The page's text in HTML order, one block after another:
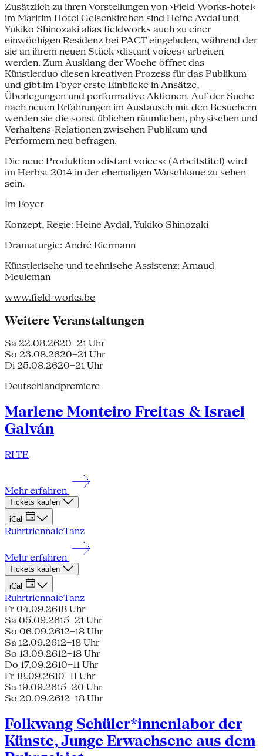
Zusätzlich zu ihren Vorstellungen von ›Field Works-hotel‹
im Maritim Hotel Gelsenkirchen sind Heine Avdal und
Yukiko Shinozaki alias fieldworks auch zu einer
einwöchigen Residenz bei PACT eingeladen, während der
sie an ihrem neuen Stück ›distant voices‹ arbeiten
werden. Zum Ausklang der Woche öffnet das
Künstlerduo diesen kreativen Prozess für das Publikum
und gibt im Foyer erste Einblicke in Ansätze,
Überlegungen und performative Aktionen. Auf der Suche
nach neuen Erfahrungen im Austausch mit den Besuchern
werden sie die sonst üblichen räumlichen, physischen und
Verhaltens-Relationen zwischen Publikum und
Performern neu befragen.
Die neue Produktion ›distant voices‹ (Arbeitstitel) wird
im Herbst 2014 in der ehemaligen Waschkaue zu sehen
sein.
Im Foyer
Konzept, Regie: Heine Avdal, Yukiko Shinozaki
Dramaturgie: André Eiermann
Künstlerische und technische Assistenz: Arnaud
Meuleman
www.field-works.be
Weitere Veranstaltungen
Sa 22.08.2620–21 Uhr
So 23.08.2620–21 Uhr
Di 25.08.2620–21 Uhr
Deutschlandpremiere
Marlene Monteiro Freitas & Israel
Galván
RI TE
Mehr erfahren
Tickets kaufen
iCal
RuhrtriennaleTanz
Mehr erfahren
Tickets kaufen
iCal
RuhrtriennaleTanz
Fr 04.09.2618 Uhr
Sa 05.09.2615–21 Uhr
So 06.09.2612–18 Uhr
Sa 12.09.2612–18 Uhr
So 13.09.2612–18 Uhr
Do 17.09.2610–11 Uhr
Fr 18.09.2610–11 Uhr
Sa 19.09.2615–20 Uhr
So 20.09.2612–18 Uhr
Folkwang Schüler*innenlabor der
Künste, Junge Erwachsene aus dem